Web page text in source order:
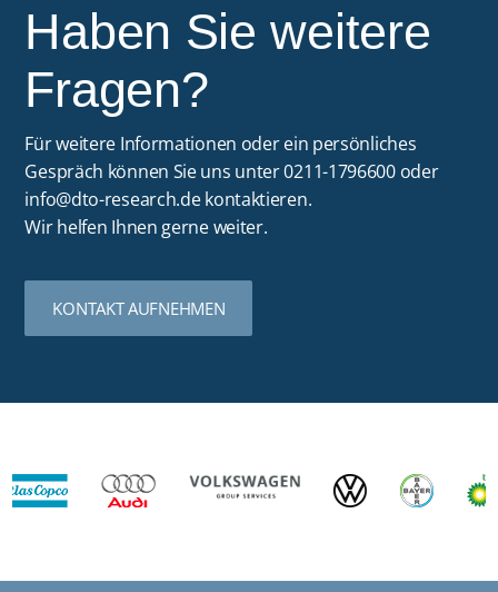
Haben Sie weitere
Fragen?
Für weitere Informationen oder ein persönliches
Gespräch können Sie uns unter 0211-1796600 oder
info@dto-research.dekontaktieren.
Wir helfen Ihnen gerne weiter.
KONTAKT AUFNEHMEN